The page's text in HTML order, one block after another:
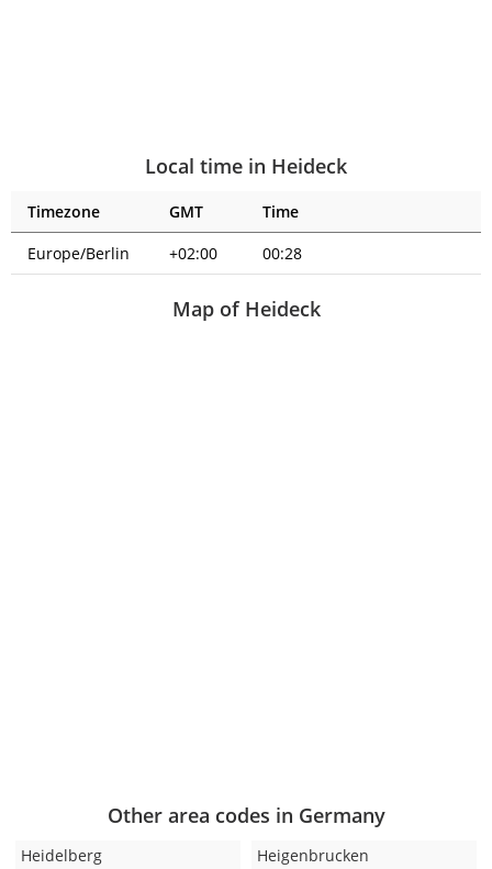
Local time in Heideck
Timezone GMT
Time
Europe/Berlin
+02:00 00:28
Map of Heideck
Other area codes in Germany
Heidelberg Heigenbrucken